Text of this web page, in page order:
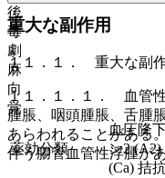
重大な副作用
１１．１． 重大な副
１１．１．１． 血管
腫脹、咽頭腫脹、舌腫
あらわれることがある
伴う腸管血管性浮腫が
後
毒
劇
麻
向
覚
薬効分類
血圧降
ン2
(Ca) 拮